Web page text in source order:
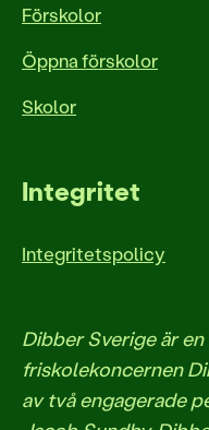
Förskolor
Öppna förskolor
Skolor
Integritet
Integritetspolicy
Dibber Sverige är
friskolekoncernen
av två engagerade